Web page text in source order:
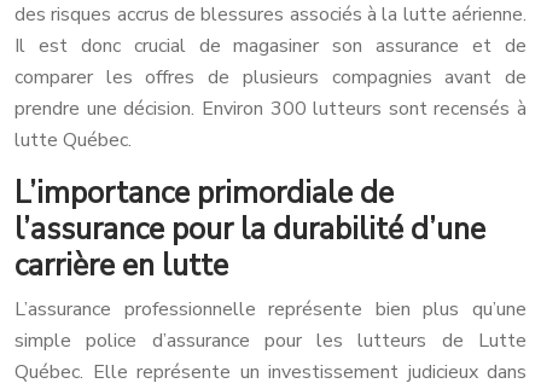
des risques accrus de blessures associés à la lutte aérienne.
Il est donc crucial de magasiner son assurance et de
comparer les offres de plusieurs compagnies avant de
prendre une décision. Environ 300 lutteurs sont recensés à
lutte Québec.
L’importance primordiale de
l’assurance pour la durabilité d’une
carrière en lutte
L’assurance professionnelle représente bien plus qu’une
simple police d’assurance pour les lutteurs de Lutte
Québec. Elle représente un investissement judicieux dans